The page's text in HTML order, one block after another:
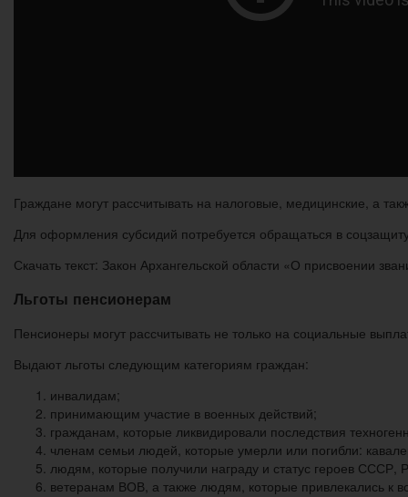
Граждане могут рассчитывать на налоговые, медицинские, а
Для оформления субсидий потребуется обращаться в
Скачать текст: Закон Архангельской области «О присвоении
Льготы пенсионерам
Пенсионеры могут рассчитывать не только на социальные
Выдают льготы следующим категориям граждан:
инвалидам;
принимающим участие в военных действий;
гражданам, которые ликвидировали последствия
членам семьи людей, которые умерли или погибли:
людям, которые получили награду и статус героев
ветеранам ВОВ, а также людям, которые привлекались к